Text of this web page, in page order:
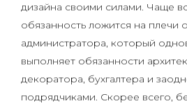
дизайна своими силами. Чаще
обязанность ложится на
администратора, который
выполняет обязанности
декоратора, бухгалтера и
подрядчиками. Скорее всего,